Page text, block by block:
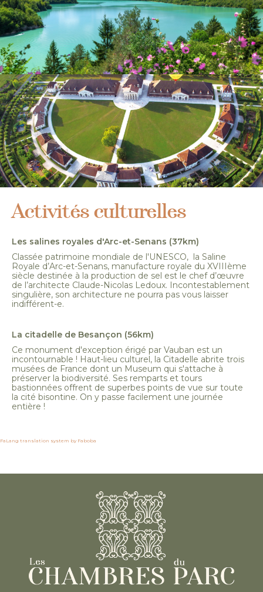
Activités culturelles
Les salines royales d'Arc-et-Senans (37km)
Classée patrimoine mondiale de l'UNESCO, la Saline
Royale d’Arc-et-Senans, manufacture royale du XVIIIème
siècle destinée à la production de sel est le chef d’œuvre
de l’architecte Claude-Nicolas Ledoux. Incontestablement
singulière, son architecture ne pourra pas vous laisser
indifférent-e.
La citadelle de Besançon (56km)
Ce monument d'exception érigé par Vauban est un
incontournable ! Haut-lieu culturel, la Citadelle abrite trois
musées de France dont un Museum qui s'attache à
préserver la biodiversité. Ses remparts et tours
bastionnées offrent de superbes points de vue sur toute
la cité bisontine. On y passe facilement une journée
entière !
FaLang translation system by Faboba